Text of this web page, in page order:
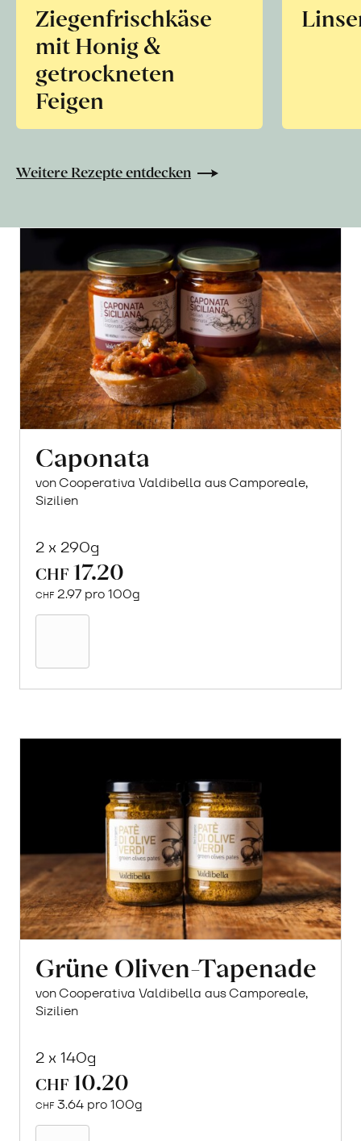
Ziegenfrischkäse
mit Honig &
getrockneten
Feigen
Weitere Rezepte entdecken
Caponata
von Cooperativa Valdibella aus Camporeale,
Sizilien
2 x 290g
CHF 17.20
CHF 2.97 pro 100g
Grüne Oliven-Tapenade
von Cooperativa Valdibella aus Camporeale,
Sizilien
2 x 140g
CHF 10.20
CHF 3.64 pro 100g